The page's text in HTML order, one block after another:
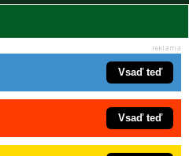
Vsaď teď
Vsaď teď